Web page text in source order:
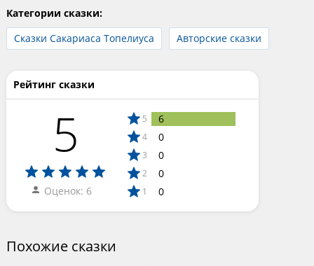
Категории сказки:
Сказки Сакариаса Топелиуса
Авторские сказки
Рейтинг сказки
5
Оценок: 6
5 6
4 0
3 0
2 0
1 0
Похожие сказки